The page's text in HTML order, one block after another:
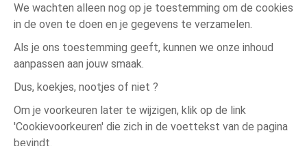
We wachten alleen nog op je toestemming om de cookies
in de oven te doen en je gegevens te verzamelen.
Als je ons toestemming geeft, kunnen we onze inhoud
aanpassen aan jouw smaak.
Dus, koekjes, nootjes of niet ?
Om je voorkeuren later te wijzigen, klik op de link
'Cookievoorkeuren' die zich in de voettekst van de pagina
bevindt.
Roze Roze
8
Algemene verkoopsvoorwaarden
Wettelijke bepalingen
Persoonsgegevens